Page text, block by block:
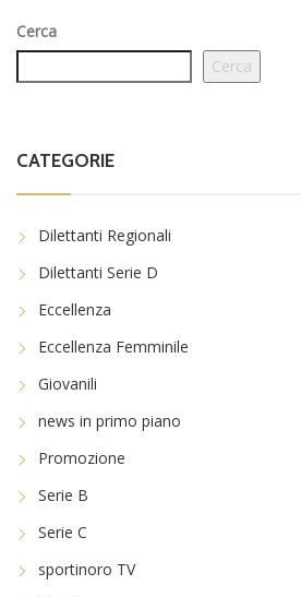
Cerca
Cerca
CATEGORIE
Dilettanti Regionali
Dilettanti Serie D
Eccellenza
Eccellenza Femminile
Giovanili
news in primo piano
Promozione
Serie B
Serie C
sportinoro TV